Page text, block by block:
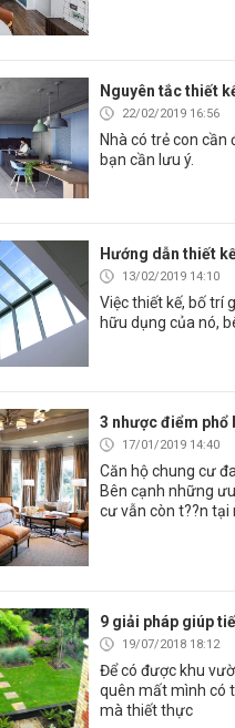
Nguyên tắc thiết
22/02/2019 16:56
Nhà có trẻ con
bạn cần lưu ý.
Hướng dẫn thiết
13/02/2019 14:10
Việc thiết kế, bố trí
hữu dụng của nó,
3 nhược điểm phổ
17/01/2019 14:40
Căn hộ chung cư
Bên cạnh những
cư vẫn còn t??n tại
9 giải pháp giúp
19/07/2018 18:12
Để có được khu
quên mất mình có
mà thiết thực